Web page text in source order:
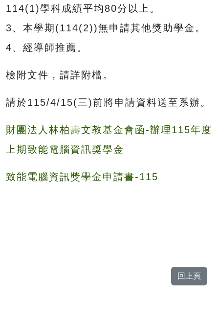
114(1)學科成績平均80分以上。
3、本學期(114(2))無申請其他獎助學金。
4、經導師推薦。
檢附文件，請詳附檔。
請於115/4/15(三)前將申請資料送至系辦。
財團法人林柏壽文教基金會函-辦理115年度
上期致能電腦資訊獎學金
致能電腦資訊獎學金申請書-115
回上頁